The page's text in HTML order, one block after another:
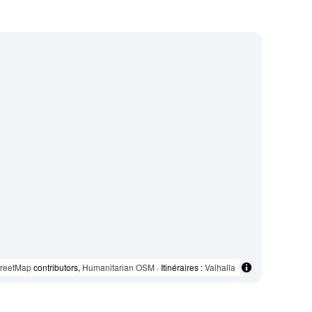
contributors, Humanitarian OSM · Itinéraires :Valhalla